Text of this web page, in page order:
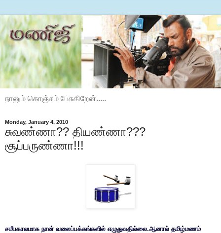
நானும் கொஞ்சம் பேசுகிறேன்.....
Monday, January 4, 2010
சுவண்ணா?? தியண்ணா???
சூப்பருண்ணா!!!
சமீபகாலமாக நான் வலைப்பக்கங்களில் எழுதுவதில்லை.ஆனால் தமிழ்மணம்